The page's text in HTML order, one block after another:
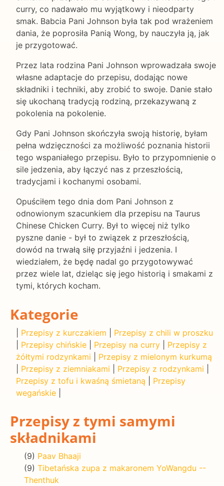
curry, co nadawało mu wyjątkowy i nieodparty
smak. Babcia Pani Johnson była tak pod wrażeniem
dania, że poprosiła Panią Wong, by nauczyła ją, jak
je przygotować.
Przez lata rodzina Pani Johnson wprowadzała swoje
własne adaptacje do przepisu, dodając nowe
składniki i techniki, aby zrobić to swoje. Danie stało
się ukochaną tradycją rodziną, przekazywaną z
pokolenia na pokolenie.
Gdy Pani Johnson skończyła swoją historię, byłam
pełna wdzięczności za możliwość poznania historii
tego wspaniałego przepisu. Było to przypomnienie o
sile jedzenia, aby łączyć nas z przeszłością,
tradycjami i kochanymi osobami.
Opuściłem tego dnia dom Pani Johnson z
odnowionym szacunkiem dla przepisu na Taurus
Chinese Chicken Curry. Był to więcej niż tylko
pyszne danie - był to związek z przeszłością,
dowód na trwałą siłę przyjaźni i jedzenia. I
wiedziałem, że będę nadal go przygotowywać
przez wiele lat, dzieląc się jego historią i smakami z
tymi, których kocham.
Kategorie
Przepisy z kurczakiem
Przepisy z chili w proszku
Przepisy chińskie Przepisy na curry
Przepisy z
żółtymi rodzynkami
Przepisy z mielonym kurkumą
Przepisy z ziemniakami Przepisy z rodzynkami
Przepisy z tofu i kwaśną śmietaną
Przepisy
wegańskie
Przepisy z tymi samymi
składnikami
(9) Paav Bhaaji
(9) Tibetańska zupa z makaronem YoWangdu --
Thenthuk